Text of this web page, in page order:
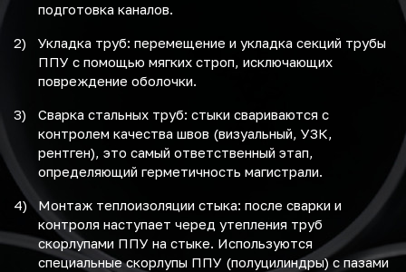
подготовка каналов.
Укладка труб: перемещение и укладка секций трубы
ППУ с помощью мягких строп, исключающих
повреждение оболочки.
Сварка стальных труб: стыки свариваются с
контролем качества швов (визуальный, УЗК,
рентген), это самый ответственный этап,
определяющий герметичность магистрали.
Монтаж теплоизоляции стыка: после сварки и
контроля наступает черед утепления труб
скорлупами ППУ на стыке. Используются
специальные скорлупы ППУ (полуцилиндры) с пазами